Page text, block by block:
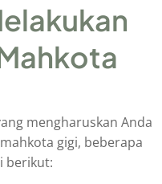
mengharuskan Anda
gigi, beberapa
berikut: